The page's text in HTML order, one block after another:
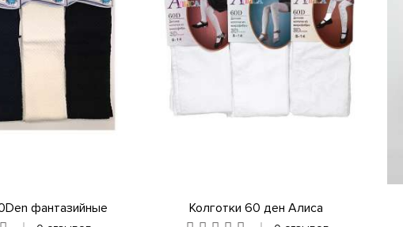
фантазийные Колготки 60 ден Алиса